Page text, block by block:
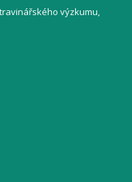
výzkumu,